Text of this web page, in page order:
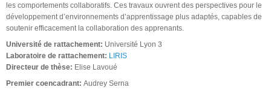
les comportements collaboratifs. Ces travaux ouvrent des perspectives pour le
développement d’environnements d’apprentissage plus adaptés, capables de
soutenir efficacement la collaboration des apprenants.
Université de rattachement: Université Lyon 3
Laboratoire de rattachement: LIRIS
Directeur de thèse: Elise Lavoué
Premier coencadrant: Audrey Serna